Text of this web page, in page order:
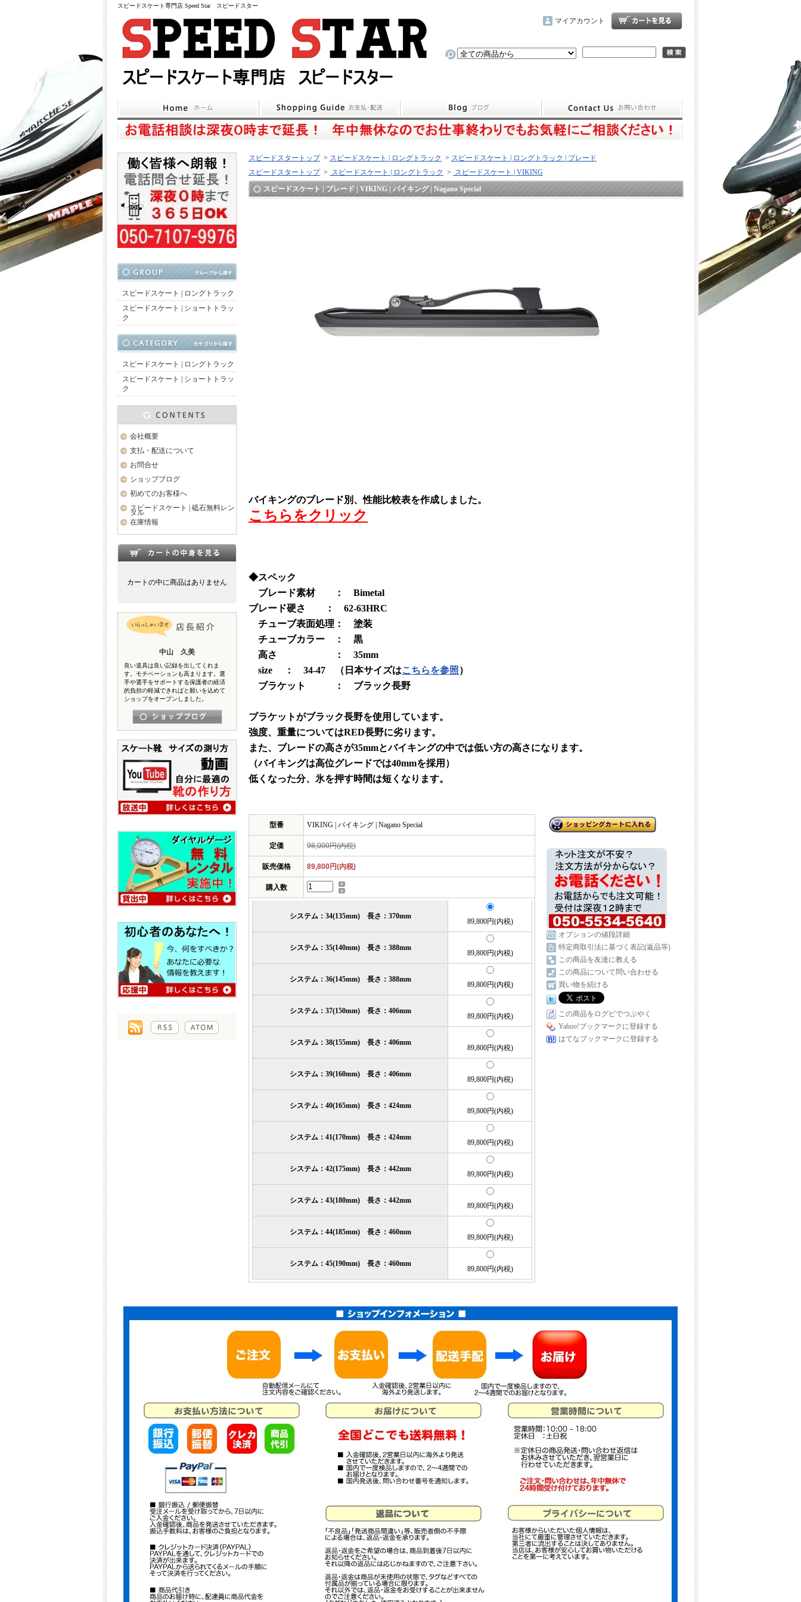
スピードスケート専門店 Speed Star スピードスター
マイアカウント
スピードスケート | ロングトラック
スピードスケート | ショートトラッ
ク
スピードスケート | ロングトラック
スピードスケート | ショートトラッ
ク
会社概要
支払・配送について
お問合せ
ショップブログ
初めてのお客様へ
スピードスケート | 砥石無料レン
タル
在庫情報
カートの中に商品はありません
中山 久美
良い道具は良い記録を出してくれま
す。モチベーションも高まります。選
手や選手をサポートする保護者の経済
的負担の軽減できればと願いを込めて
ショップをオープンしました。
スピードスタートップ > スピードスケート | ロングトラック > スピードスケート | ロングトラック | ブレード
スピードスタートップ> スピードスケート | ロングトラック > スピードスケート | VIKING
スピードスケート | ブレード | VIKING | バイキング | Nagano Special
バイキングのブレード別、性能比較表を作成しました。
こちらをクリック
◆スペック
ブレード素材 ： Bimetal
ブレード硬さ ： 62-63HRC
チューブ表面処理： 塗装
チューブカラー ： 黒
高さ ： 35mm
size ： 34-47 （日本サイズはこちらを参照）
ブラケット ： ブラック長野
ブラケットがブラック長野を使用しています。
強度、重量についてはRED長野に劣ります。
また、ブレードの高さが35mmとバイキングの中では低い方の高さになります。
（バイキングは高位グレードでは40mmを採用）
低くなった分、氷を押す時間は短くなります。
型番 VIKING | バイキング | Nagano Special
定価 98,000円(内税)
販売価格 89,800円(内税)
購入数
システム：34(135mm) 長さ：370mm
89,800円(内税)
システム：35(140mm) 長さ：388mm
89,800円(内税)
システム：36(145mm) 長さ：388mm
89,800円(内税)
システム：37(150mm) 長さ：406mm
89,800円(内税)
システム：38(155mm) 長さ：406mm
89,800円(内税)
システム：39(160mm) 長さ：406mm
89,800円(内税)
システム：40(165mm) 長さ：424mm
89,800円(内税)
システム：41(170mm) 長さ：424mm
89,800円(内税)
システム：42(175mm) 長さ：442mm
89,800円(内税)
システム：43(180mm) 長さ：442mm
89,800円(内税)
システム：44(185mm) 長さ：460mm
89,800円(内税)
システム：45(190mm) 長さ：460mm
89,800円(内税)
オプションの値段詳細
特定商取引法に基づく表記(返品等)
この商品を友達に教える
この商品について問い合わせる
買い物を続ける
この商品をログピでつぶやく
Yahoo!ブックマークに登録する
はてなブックマークに登録する